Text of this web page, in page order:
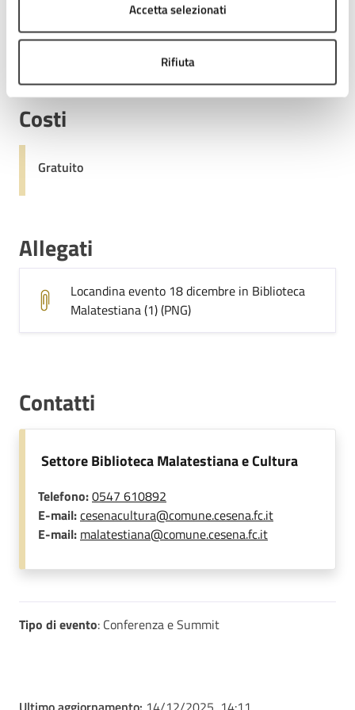
Accetta selezionati
Rifiuta
DIC
Costi
Gratuito
Allegati
Locandina evento 18 dicembre in Biblioteca
Malatestiana (1) (PNG)
Contatti
Settore Biblioteca Malatestiana e Cultura
Telefono:0547 610892
E-mail:cesenacultura@comune.cesena.fc.it
E-mail: malatestiana@comune.cesena.fc.it
Tipo di evento: Conferenza e Summit